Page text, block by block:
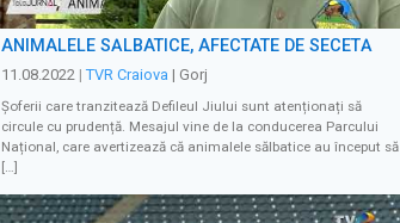
ANIMALELE SĂLBATICE, AFECTATE DE SECETĂ
11.08.2022 | TVR Craiova | Gorj
Șoferii care tranzitează Defileul Jiului sunt atenționați să
circule cu prudență. Mesajul vine de la conducerea Parcului
Național, care avertizează că animalele sălbatice au început să
[…]